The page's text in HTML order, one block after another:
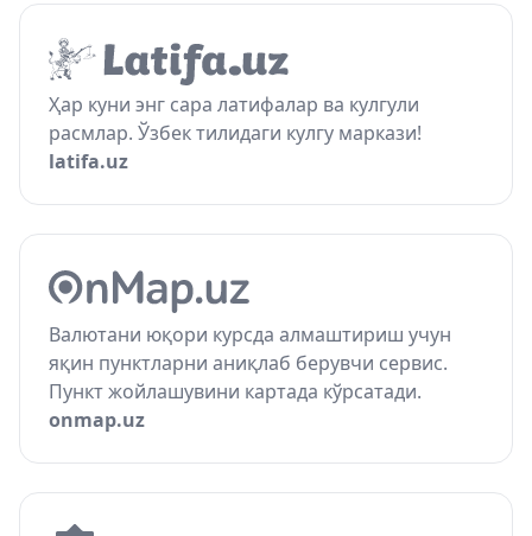
Ҳар куни энг сара латифалар ва кулгули
расмлар. Ўзбек тилидаги кулгу маркази!
latifa.uz
Валютани юқори курсда алмаштириш учун
яқин пунктларни аниқлаб берувчи сервис.
Пункт жойлашувини картада кўрсатади.
onmap.uz